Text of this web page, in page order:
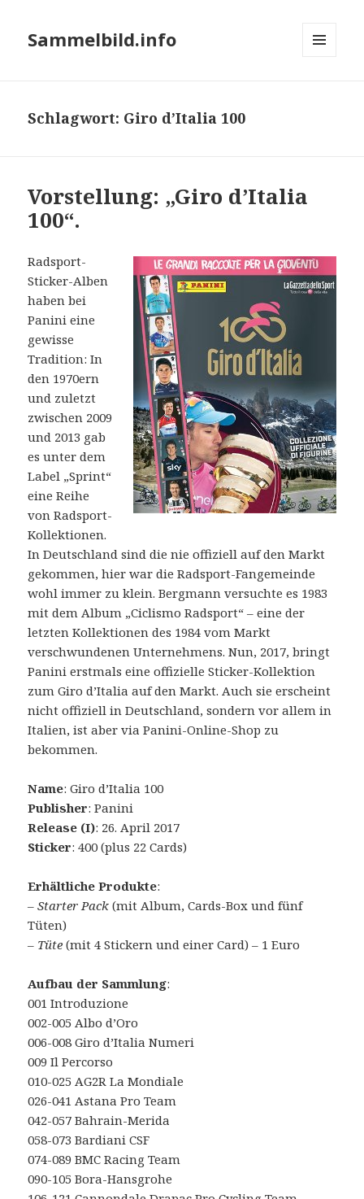
Sammelbild.info
Schlagwort: Giro d’Italia 100
Vorstellung: „Giro d’Italia
100“.
Radsport-
Sticker-Alben
haben bei
Panini eine
gewisse
Tradition: In
den 1970ern
und zuletzt
zwischen 2009
und 2013 gab
es unter dem
Label „Sprint“
eine Reihe
von Radsport-
Kollektionen.
In Deutschland sind die nie offiziell auf den Markt
gekommen, hier war die Radsport-Fangemeinde
wohl immer zu klein. Bergmann versuchte es 1983
mit dem Album „Ciclismo Radsport“ – eine der
letzten Kollektionen des 1984 vom Markt
verschwundenen Unternehmens. Nun, 2017, bringt
Panini erstmals eine offizielle Sticker-Kollektion
zum Giro d’Italia auf den Markt. Auch sie erscheint
nicht offiziell in Deutschland, sondern vor allem in
Italien, ist aber via Panini-Online-Shop zu
bekommen.
Name: Giro d’Italia 100
Publisher: Panini
Release (I): 26. April 2017
Sticker: 400 (plus 22 Cards)
Erhältliche Produkte:
– Starter Pack (mit Album, Cards-Box und fünf
Tüten)
– Tüte (mit 4 Stickern und einer Card) – 1 Euro
Aufbau der Sammlung:
001 Introduzione
002-005 Albo d’Oro
006-008 Giro d’Italia Numeri
009 Il Percorso
010-025 AG2R La Mondiale
026-041 Astana Pro Team
042-057 Bahrain-Merida
058-073 Bardiani CSF
074-089 BMC Racing Team
090-105 Bora-Hansgrohe